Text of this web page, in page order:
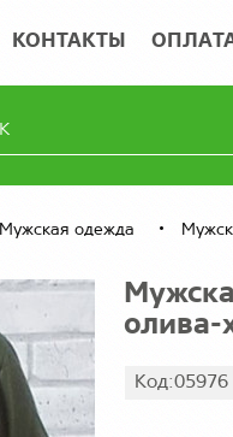
КОНТАКТЫ
Мужская одежда
олива-
Код:05976